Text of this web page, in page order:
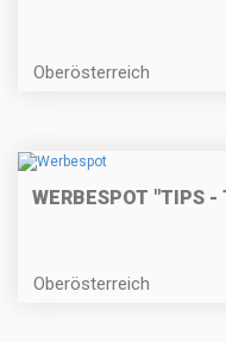
Oberösterreich
WERBESPOT "TIPS -
Oberösterreich